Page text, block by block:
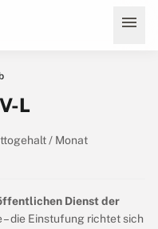
menu
L
/ Monat
Dienst der
die Einstufung richtet sich